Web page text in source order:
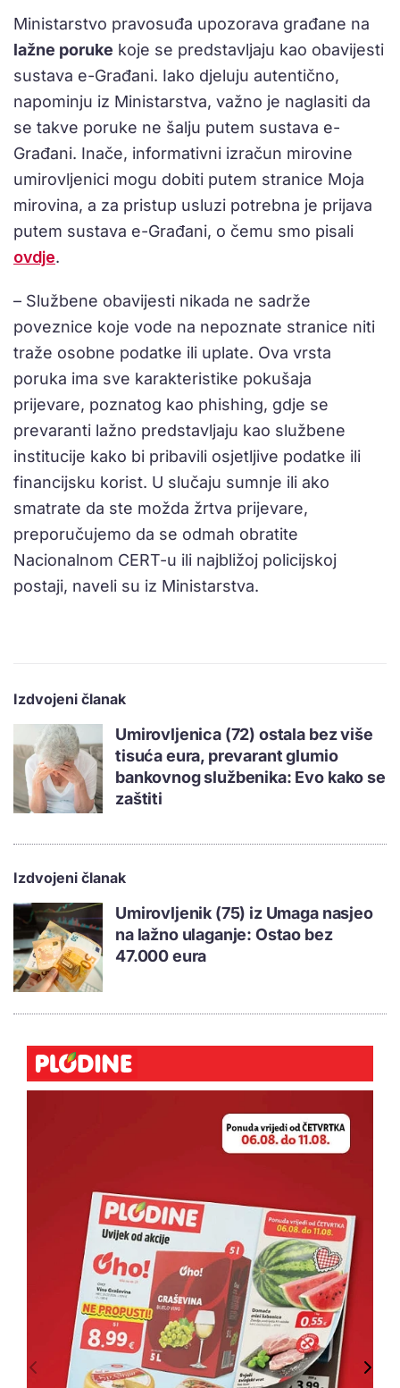
Ministarstvo pravosuđa upozorava građane na
lažne poruke koje se predstavljaju kao obavijesti
sustava e-Građani. Iako djeluju autentično,
napominju iz Ministarstva, važno je naglasiti da
se takve poruke ne šalju putem sustava e-
Građani. Inače, informativni izračun mirovine
umirovljenici mogu dobiti putem stranice Moja
mirovina, a za pristup usluzi potrebna je prijava
putem sustava e-Građani, o čemu smo pisali
ovdje.
– Službene obavijesti nikada ne sadrže
poveznice koje vode na nepoznate stranice niti
traže osobne podatke ili uplate. Ova vrsta
poruka ima sve karakteristike pokušaja
prijevare, poznatog kao phishing, gdje se
prevaranti lažno predstavljaju kao službene
institucije kako bi pribavili osjetljive podatke ili
financijsku korist. U slučaju sumnje ili ako
smatrate da ste možda žrtva prijevare,
preporučujemo da se odmah obratite
Nacionalnom CERT-u ili najbližoj policijskoj
postaji, naveli su iz Ministarstva.
Izdvojeni članak
Umirovljenica (72) ostala bez više
tisuća eura, prevarant glumio
bankovnog službenika: Evo kako se
zaštiti
Izdvojeni članak
Umirovljenik (75) iz Umaga nasjeo
na lažno ulaganje: Ostao bez
47.000 eura